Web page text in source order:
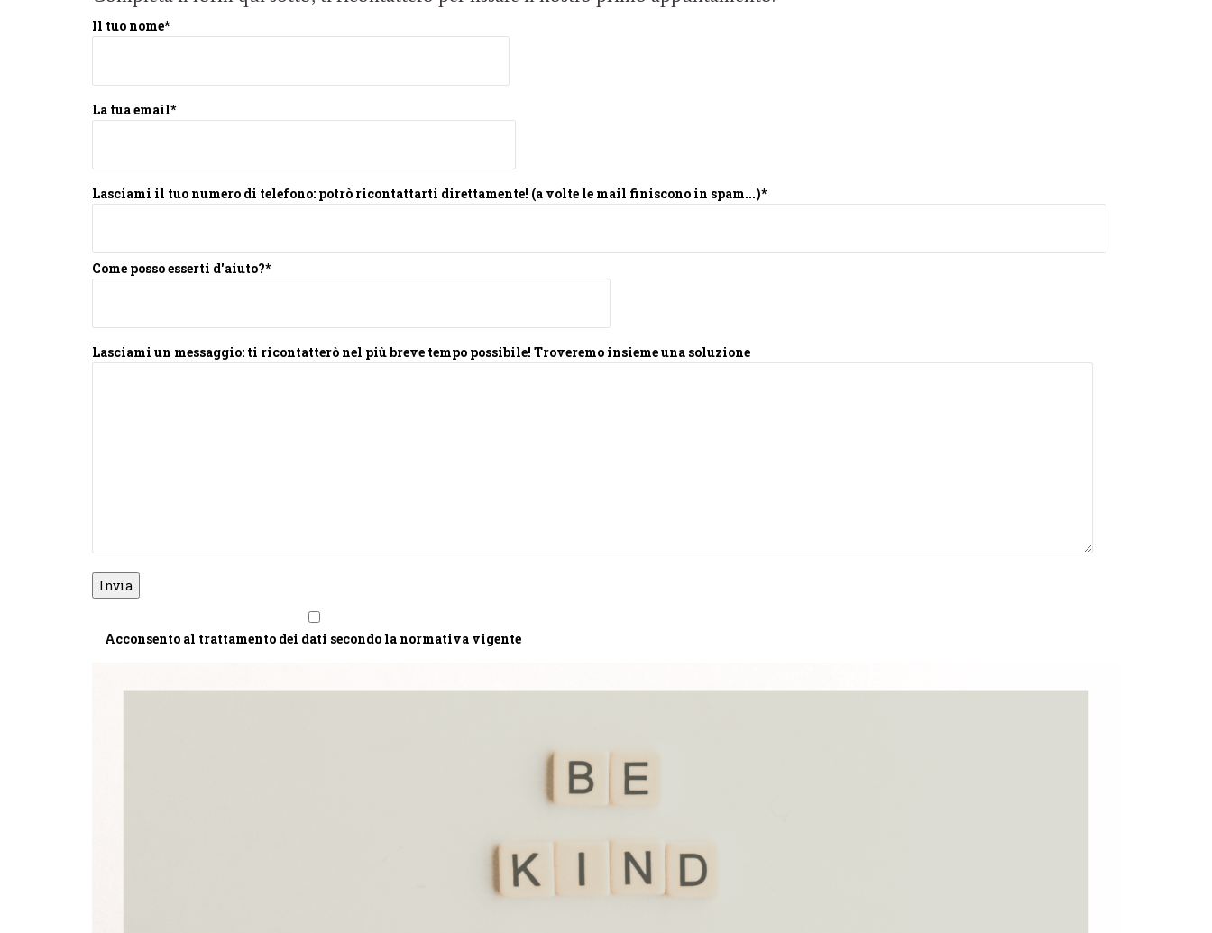
Il tuo nome*
La tua email*
Lasciami il tuo numero di telefono: potrò ricontattarti direttamente! (a volte le mail finiscono in spam...)*
Come posso esserti d'aiuto?*
Lasciami un messaggio: ti ricontatterò nel più breve tempo possibile! Troveremo insieme una soluzione
Acconsento al trattamento dei dati secondo la normativa vigente